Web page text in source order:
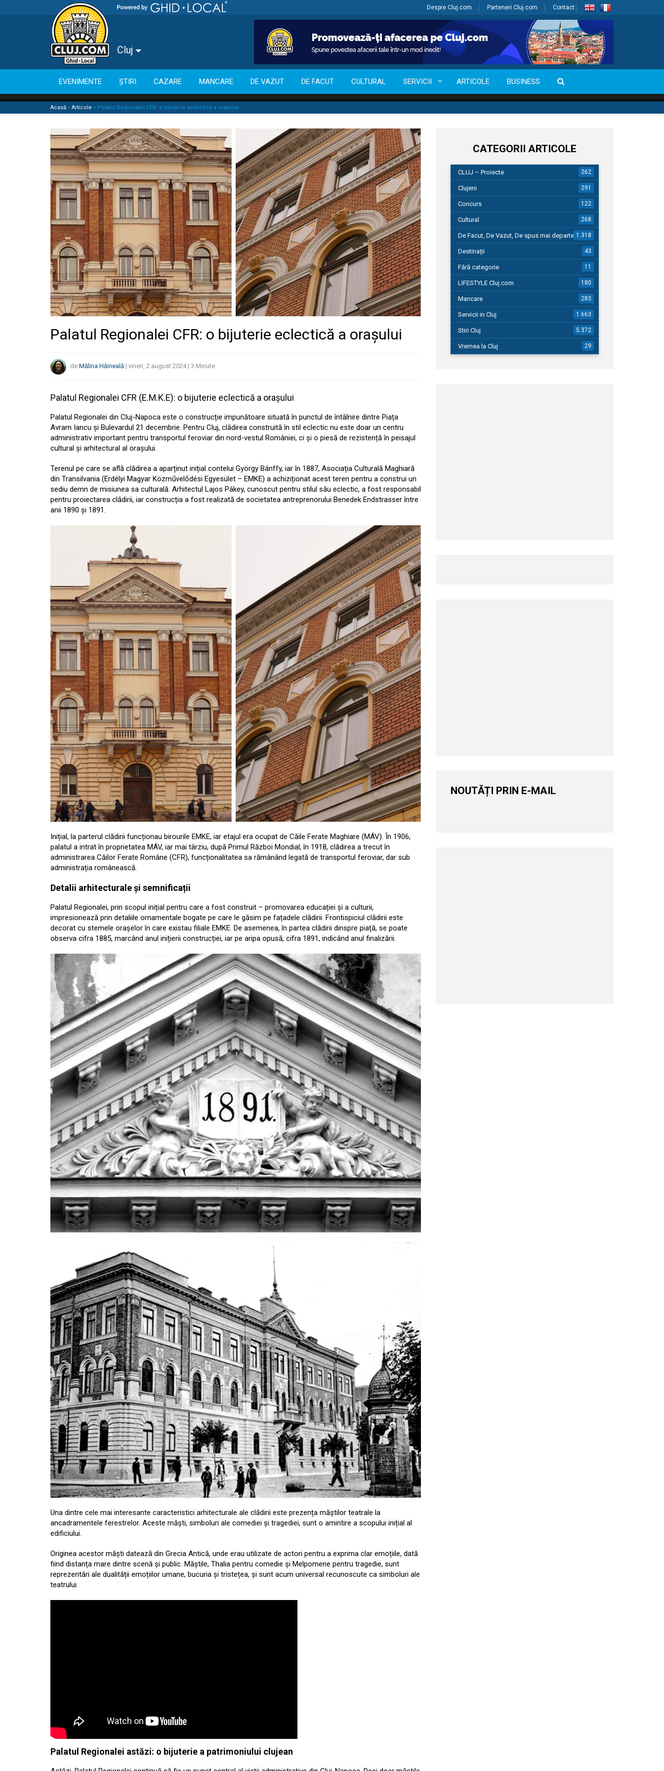
Despre Cluj.com Parteneri Cluj.com Contact
Cluj
EVENIMENTE ȘTIRI CAZARE MANCARE DE VAZUT DE FACUT CULTURAL SERVICII ARTICOLE BUSINESS
Acasă » Articole » Palatul Regionalei CFR: o bijuterie eclectică a orașului
Palatul Regionalei CFR: o bijuterie eclectică a orașului
de Mălina Hăineală | vineri, 2 august 2024| 3 Minute
Palatul Regionalei CFR (E.M.K.E): o bijuterie eclectică a orașului
Palatul Regionalei din Cluj-Napoca este o construcție impunătoare situată în punctul de întâlnire dintre Piața
Avram Iancu și Bulevardul 21 decembrie. Pentru Cluj, clădirea construită în stil eclectic nu este doar un centru
administrativ important pentru transportul feroviar din nord-vestul României, ci și o piesă de rezistență în peisajul
cultural și arhitectural al orașului.
Terenul pe care se află clădirea a aparținut inițial contelui György Bánffy, iar în 1887, Asociația Culturală Maghiară
din Transilvania (Erdélyi Magyar Közművelődési Egyesület – EMKE) a achiziționat acest teren pentru a construi un
sediu demn de misiunea sa culturală. Arhitectul Lajos Pákey, cunoscut pentru stilul său eclectic, a fost responsabil
pentru proiectarea clădirii, iar construcția a fost realizată de societatea antreprenorului Benedek Endstrasser între
anii 1890 și 1891.
Inițial, la parterul clădirii funcționau birourile EMKE, iar etajul era ocupat de Căile Ferate Maghiare (MÁV). În 1906,
palatul a intrat în proprietatea MÁV, iar mai târziu, după Primul Război Mondial, în 1918, clădirea a trecut în
administrarea Căilor Ferate Române (CFR), funcționalitatea sa rămânând legată de transportul feroviar, dar sub
administrația românească.
Detalii arhitecturale și semnificații
Palatul Regionalei, prin scopul inițial pentru care a fost construit – promovarea educației și a culturii,
impresionează prin detaliile ornamentale bogate pe care le găsim pe fațadele clădirii. Frontispiciul clădirii este
decorat cu stemele orașelor în care existau filiale EMKE. De asemenea, în partea clădirii dinspre piață, se poate
observa cifra 1885, marcând anul inițierii construcției, iar pe aripa opusă, cifra 1891, indicând anul finalizării.
Una dintre cele mai interesante caracteristici arhitecturale ale clădirii este prezența măștilor teatrale la
ancadramentele ferestrelor. Aceste măști, simboluri ale comediei și tragediei, sunt o amintire a scopului inițial al
edificiului.
Originea acestor măști datează din Grecia Antică, unde erau utilizate de actori pentru a exprima clar emoțiile, dată
fiind distanța mare dintre scenă și public. Măștile, Thalia pentru comedie și Melpomene pentru tragedie, sunt
reprezentări ale dualității emoțiilor umane, bucuria și tristețea, și sunt acum universal recunoscute ca simboluri ale
teatrului.
Palatul Regionalei astăzi: o bijuterie a patrimoniului clujean
CATEGORII ARTICOLE
CLUJ – Proiecte 262
Clujeni 291
Concurs 122
Cultural 268
De Facut, De Vazut, De spus mai departe…1.318
Destinații 43
Fără categorie 11
LIFESTYLE Cluj.com 180
Mancare 283
Servicii in Cluj 1.663
Stiri Cluj 5.372
Vremea la Cluj 29
NOUTĂȚI PRIN E-MAIL